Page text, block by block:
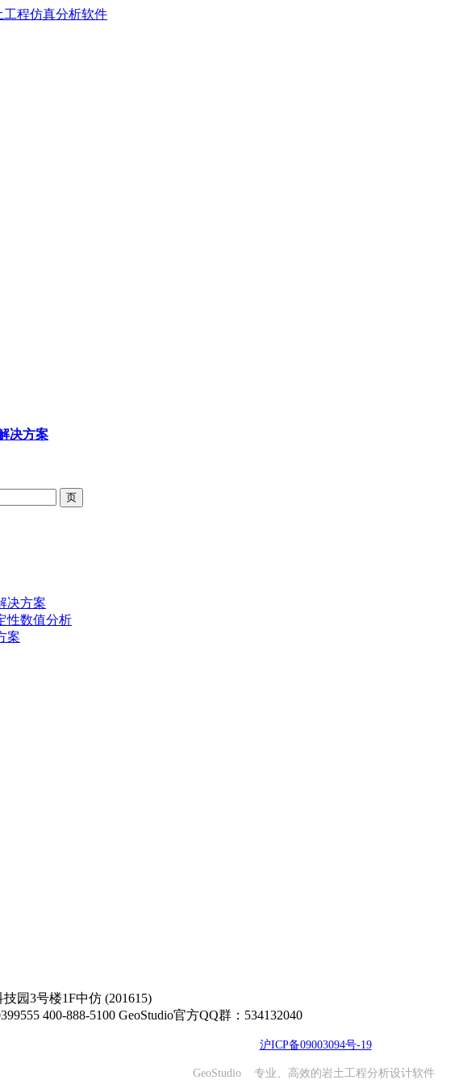
决方案
决方案
性数值分析
案
园3号楼1F中仿 (201615)
400-888-5100 GeoStudio官方QQ群：534132040
沪ICP备09003094号-19
GeoStudio 专业、高效的岩土工程分析设计软件